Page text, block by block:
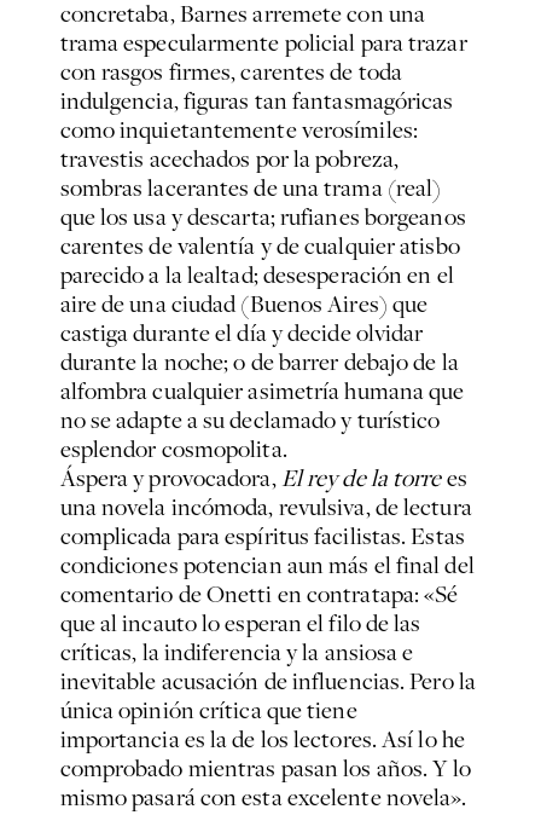
concretaba, Barnes arremete con una
trama especularmente policial para trazar
con rasgos firmes, carentes de toda
indulgencia, figuras tan fantasmagóricas
como inquietantemente verosímiles:
travestis acechados por la pobreza,
sombras lacerantes de una trama (real)
que los usa y descarta; rufianes borgeanos
carentes de valentía y de cualquier atisbo
parecido a la lealtad; desesperación en el
aire de una ciudad (Buenos Aires) que
castiga durante el día y decide olvidar
durante la noche; o de barrer debajo de la
alfombra cualquier asimetría humana que
no se adapte a su declamado y turístico
esplendor cosmopolita.
Áspera y provocadora,El rey de la torrees
una novela incómoda, revulsiva, de lectura
complicada para espíritus facilistas. Estas
condiciones potencian aun más el final del
comentario de Onetti en contratapa: «Sé
que al incauto lo esperan el filo de las
críticas, la indiferencia y la ansiosa e
inevitable acusación de influencias. Pero la
única opinión crítica que tiene
importancia es la de los lectores. Así lo he
comprobado mientras pasan los años. Y lo
mismo pasará con esta excelente novela».